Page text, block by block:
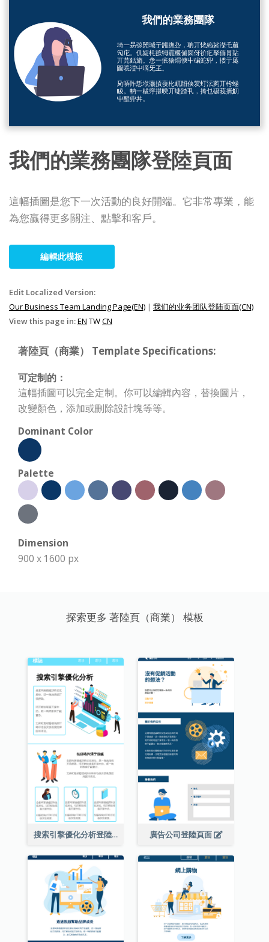
我們的業務團隊登陸頁面
這幅插圖是您下一次活動的良好開端。它非常專業，能
為您贏得更多關注、點擊和客戶。
編輯此模板
Edit Localized Version:
Our Business Team Landing Page(EN) | 我们的业务团队登陆页面(CN)
View this page in:EN TWCN
著陸頁（商業） Template Specifications:
可定制的：
這幅插圖可以完全定制。你可以編輯內容，替換圖片，
改變顏色，添加或刪除設計塊等等。
Dominant Color
Palette
Dimension
900 x 1600 px
探索更多 著陸頁（商業） 模板
搜索引擎優化分析登陸頁面 廣告公司登陸頁面